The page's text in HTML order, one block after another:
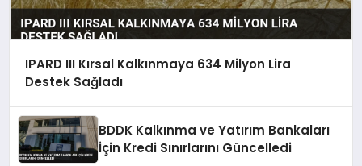
IPARD III Kırsal Kalkınmaya 634 Milyon Lira
Destek Sağladı
BDDK Kalkınma ve Yatırım Bankaları
İçin Kredi Sınırlarını Güncelledi